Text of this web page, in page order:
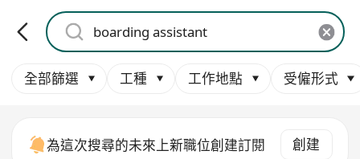
全部篩選 工種 工作地點 受僱形式
為這次搜尋的未來上新職位創建訂閱 創建